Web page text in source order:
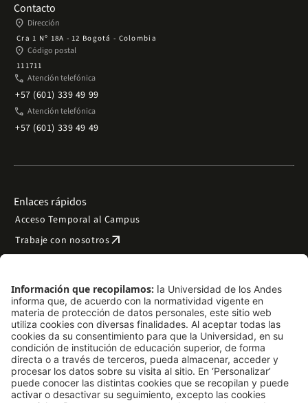
Contacto
place Dirección
Cra 1 Nº 18A - 12 Bogotá - Colombia
place Código postal
111711
phone Atención telefónica
+57 (601) 339 49 99
phone Atención telefónica
+57 (601) 339 49 49
Enlaces rápidos
Acceso Temporal al Campus
Trabaje con nosotrosarrow_outward
Preguntas frecuentes
Filantropía y donacionesarrow_outward
Mapa del sitio arrow_outward
Síguenos
LinkedIn